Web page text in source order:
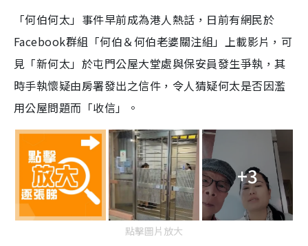
「何伯何太」事件早前成為港人熱話，日前有網民於
Facebook群組「何伯＆何伯老婆關注組」上載影片，可
見「新何太」於屯門公屋大堂處與保安員發生爭執，其
時手執懷疑由房署發出之信件，令人猜疑何太是否因濫
用公屋問題而「收信」。
+3
點擊圖片放大